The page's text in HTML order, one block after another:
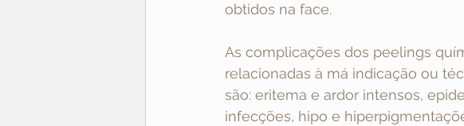
obtidos na face.
As complicações dos peelings
relacionadas à má indicação ou
são: eritema e ardor intensos,
infecções, hipo e